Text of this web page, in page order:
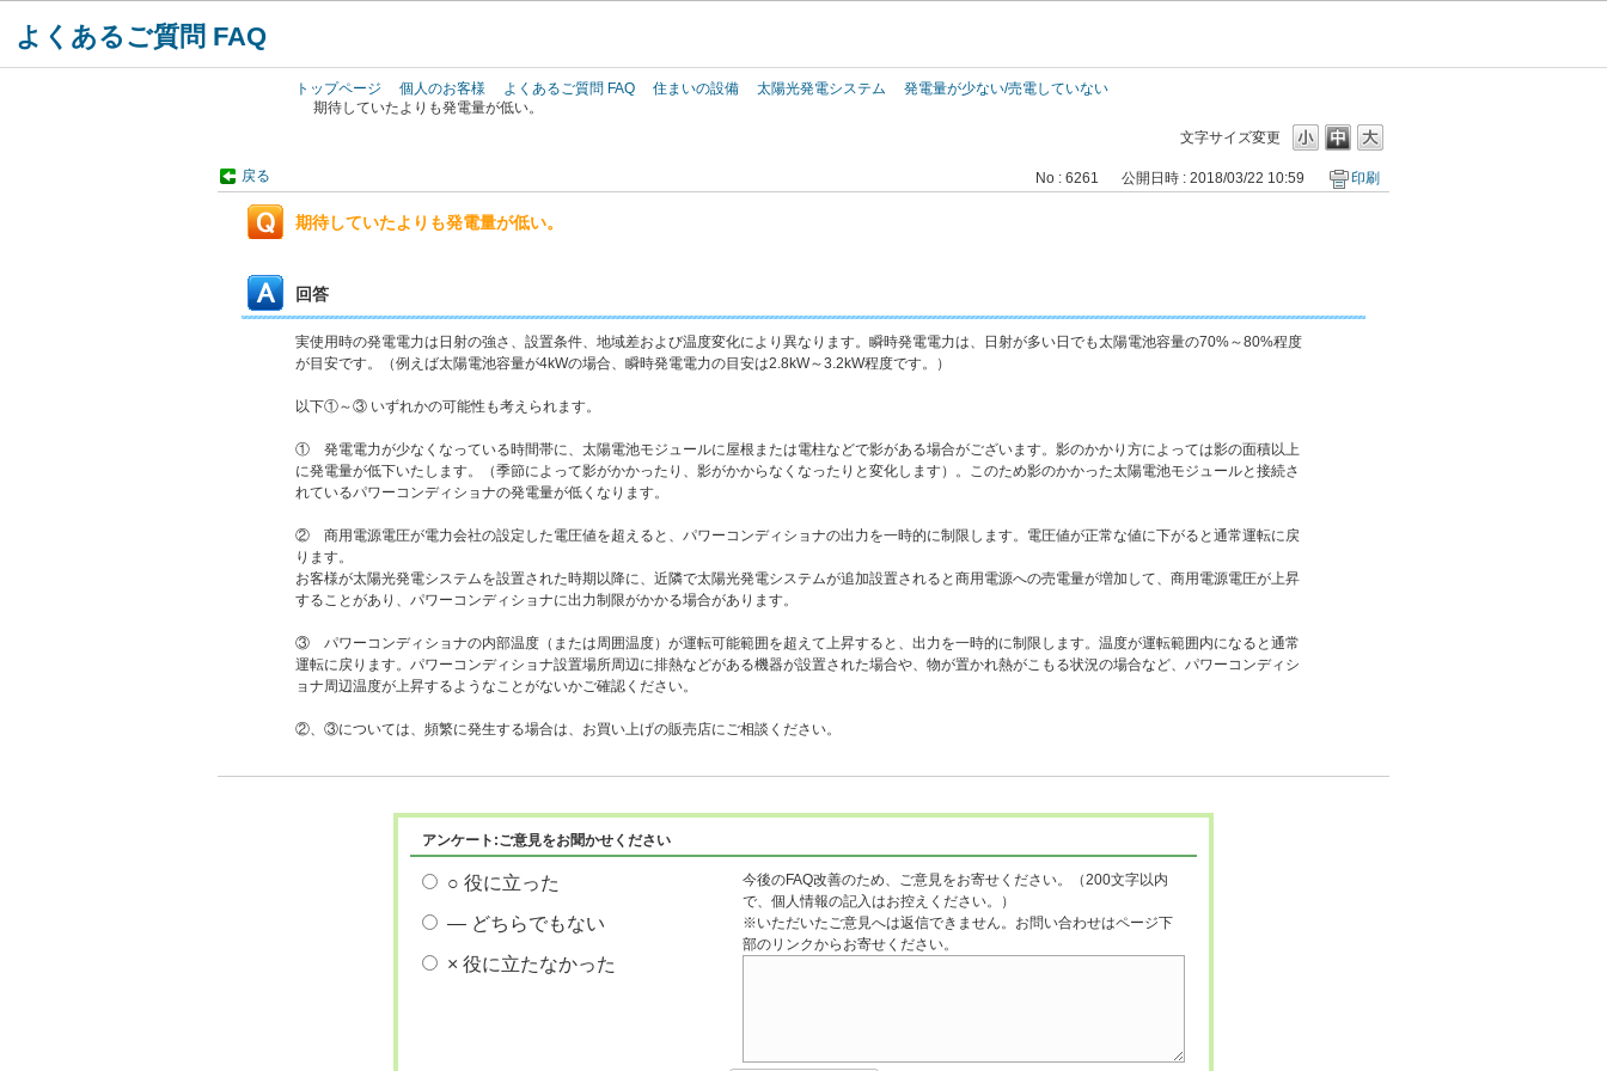
よくあるご質問 FAQ
トップページ 個人のお客様 よくあるご質問 FAQ 住まいの設備 太陽光発電システム
発電量が少ない/売電していない
期待していたよりも発電量が低い。
文字サイズ変更
戻る No : 6261 公開日時 : 2018/03/22 10:59 印刷
期待していたよりも発電量が低い。
回答
実使用時の発電電力は日射の強さ、設置条件、地域差および温度変化により異なります。瞬時発電電力は、日射が多い日でも太陽電池容量の70%～80%程度
が目安です。（例えば太陽電池容量が4kWの場合、瞬時発電電力の目安は2.8kW～3.2kW程度です。）
以下①～③ いずれかの可能性も考えられます。
① 発電電力が少なくなっている時間帯に、太陽電池モジュールに屋根または電柱などで影がある場合がございます。影のかかり方によっては影の面積以上
に発電量が低下いたします。（季節によって影がかかったり、影がかからなくなったりと変化します）。このため影のかかった太陽電池モジュールと接続さ
れているパワーコンディショナの発電量が低くなります。
② 商用電源電圧が電力会社の設定した電圧値を超えると、パワーコンディショナの出力を一時的に制限します。電圧値が正常な値に下がると通常運転に戻
ります。
お客様が太陽光発電システムを設置された時期以降に、近隣で太陽光発電システムが追加設置されると商用電源への売電量が増加して、商用電源電圧が上昇
することがあり、パワーコンディショナに出力制限がかかる場合があります。
③ パワーコンディショナの内部温度（または周囲温度）が運転可能範囲を超えて上昇すると、出力を一時的に制限します。温度が運転範囲内になると通常
運転に戻ります。パワーコンディショナ設置場所周辺に排熱などがある機器が設置された場合や、物が置かれ熱がこもる状況の場合など、パワーコンディシ
ョナ周辺温度が上昇するようなことがないかご確認ください。
②、③については、頻繁に発生する場合は、お買い上げの販売店にご相談ください。
アンケート:ご意見をお聞かせください
○ 役に立った
― どちらでもない
× 役に立たなかった
今後のFAQ改善のため、ご意見をお寄せください。（200文字以内
で、個人情報の記入はお控えください。）
※いただいたご意見へは返信できません。お問い合わせはページ下
部のリンクからお寄せください。